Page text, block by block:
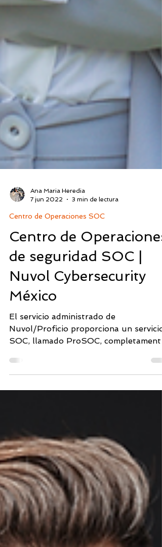
7 jun 2022
3 min de lectura
Centro de Operaciones SOC
Centro de Operaciones
de seguridad SOC |
Nuvol Cybersecurity
México
Nuvol/Proficio proporciona un servicio
SOC, llamado ProSOC, completamente